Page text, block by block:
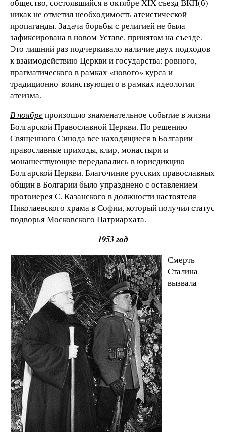
никак не отметил необходимость атеистической
пропаганды. Задача борьбы с религией не была
зафиксирована в новом Уставе, принятом на съезде.
Это лишний раз подчеркивало наличие двух подходов
к взаимодействию Церкви и государства: ровного,
прагматического в рамках «нового» курса и
традиционно-воинствующего в рамках идеологии
атеизма.
В ноябрепроизошло знаменательное событие в жизни
Болгарской Православной Церкви. По решению
Священного Синода все находящиеся в Болгарии
православные приходы, клир, монастыри и
монашествующие передавались в юрисдикцию
Болгарской Церкви. Благочиние русских православных
общин в Болгарии было упразднено с оставлением
протоиерея С. Казанского в должности настоятеля
Николаевского храма в Софии, который получил статус
подворья Московского Патриархата.
1953 год
Смерть
Сталина
вызвала